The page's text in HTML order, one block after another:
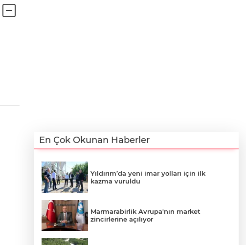
En Çok Okunan Haberler
Yıldırım’da yeni imar yolları için ilk
kazma vuruldu
Marmarabirlik Avrupa'nın market
zincirlerine açılıyor